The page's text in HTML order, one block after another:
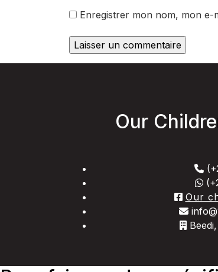
Enregistrer mon nom, mon
Our
Our
Beedi,